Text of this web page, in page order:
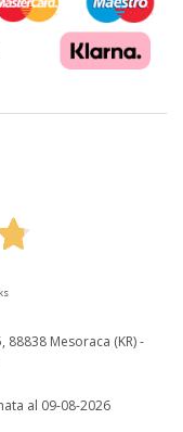
88838 Mesoraca (KR) -
al 09-08-2026